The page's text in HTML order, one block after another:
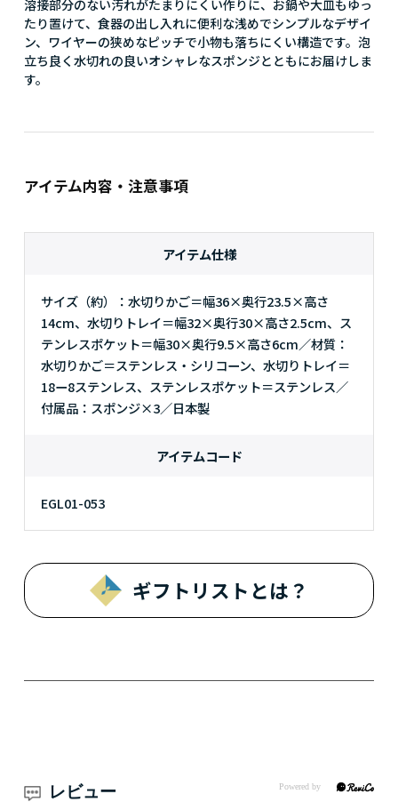
溶接部分のない汚れがたまりにくい作りに、お鍋や大皿もゆっ
たり置けて、食器の出し入れに便利な浅めでシンプルなデザイ
ン、ワイヤーの狭めなピッチで小物も落ちにくい構造です。泡
立ち良く水切れの良いオシャレなスポンジとともにお届けしま
す。
アイテム内容・注意事項
アイテム仕様
サイズ（約）：水切りかご＝幅36×奥行23.5×高さ
14cm、水切りトレイ＝幅32×奥行30×高さ2.5cm、ス
テンレスポケット＝幅30×奥行9.5×高さ6cm／材質：
水切りかご＝ステンレス・シリコーン、水切りトレイ＝
18ー8ステンレス、ステンレスポケット＝ステンレス／
付属品：スポンジ×3／日本製
アイテムコード
EGL01-053
ギフトリストとは？
レビュー